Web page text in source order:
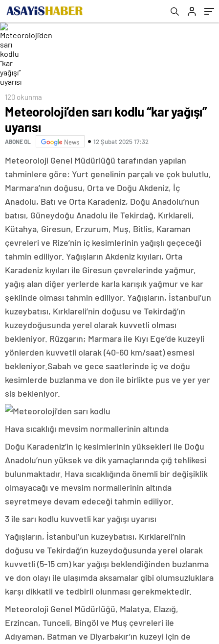
120 okunma
Meteoroloji’den sarı kodlu “kar yağışı”
uyarısı
ABONE OL News 12 Şubat 2025 17:32
Meteoroloji Genel Müdürlüğü tarafından yapılan
tahminlere göre: Yurt genelinin parçalı ve çok bulutlu,
Marmara’nın doğusu, Orta ve Doğu Akdeniz, İç
Anadolu, Batı ve Orta Karadeniz, Doğu Anadolu’nun
batısı, Güneydoğu Anadolu ile Tekirdağ, Kırklareli,
Kütahya, Giresun, Erzurum, Muş, Bitlis, Karaman
çevreleri ve Rize’nin iç kesimlerinin yağışlı geçeceği
tahmin ediliyor. Yağışların Akdeniz kıyıları, Orta
Karadeniz kıyıları ile Giresun çevrelerinde yağmur,
yağış alan diğer yerlerde karla karışık yağmur ve kar
şeklinde olması tahmin ediliyor. Yağışların, İstanbul’un
kuzeybatısı, Kırklareli’nin doğusu ve Tekirdağ’ın
kuzeydoğusunda yerel olarak kuvvetli olması
bekleniyor. Rüzgarın; Marmara ile Kıyı Ege’de kuzeyli
yönlerden kuvvetli olarak (40-60 km/saat) esmesi
bekleniyor.Sabah ve gece saatlerinde iç ve doğu
kesimlerde buzlanma ve don ile birlikte pus ve yer yer
sis bekleniyor.
Hava sıcaklığı mevsim normallerinin altında
Doğu Karadeniz’in iç kesimlerinin yüksekleri ile Doğu
Anadolu’nun yüksek ve dik yamaçlarında çığ tehlikesi
bulunmaktadır. Hava sıcaklığında önemli bir değişiklik
olmayacağı ve mevsim normallerinin altında
seyretmeye devam edeceği tahmin ediliyor.
3 ile sarı kodlu kuvvetli kar yağışı uyarısı
Yağışların, İstanbul’un kuzeybatısı, Kırklareli’nin
doğusu ve Tekirdağ’ın kuzeydoğusunda yerel olarak
kuvvetli (5-15 cm) kar yağışı beklendiğinden buzlanma
ve don olayı ile ulaşımda aksamalar gibi olumsuzluklara
karşı dikkatli ve tedbirli olunması gerekmektedir.
Meteoroloji Genel Müdürlüğü, Malatya, Elazığ,
Erzincan, Tunceli, Bingöl ve Muş çevreleri ile
Adıyaman, Batman ve Diyarbakır’ın kuzeyi için de